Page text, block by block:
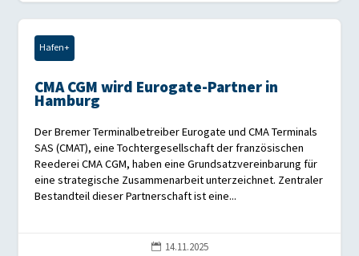
Hafen+
CMA CGM wird Eurogate-Partner in
Hamburg
Der Bremer Terminalbetreiber Eurogate und CMA Terminals
SAS (CMAT), eine Tochtergesellschaft der französischen
Reederei CMA CGM, haben eine Grundsatzvereinbarung für
eine strategische Zusammenarbeit unterzeichnet. Zentraler
Bestandteil dieser Partnerschaft ist eine...
 14.11.2025